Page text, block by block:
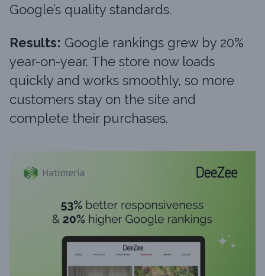
Google’s quality standards.
Results: Google rankings grew by 20%
year-on-year. The store now loads
quickly and works smoothly, so more
customers stay on the site and
complete their purchases.